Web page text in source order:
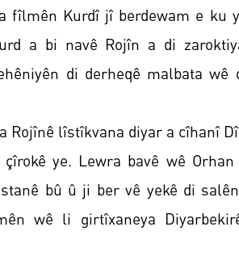
fîlmên Kurdî jî berdewam e ku
a bi navê Rojîn a di
di derheqê malbata wê
lîstîkvana diyar a cîhanî
ye. Lewra bavê wê
bû û ji ber vê yekê di
wê li girtîxaneya